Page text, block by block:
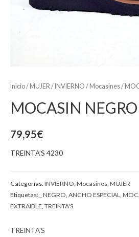
Inicio/ MUJER / INVIERNO / Mocasines/
MOCASIN NEGRO
79,95€
TREINTA’S 4230
Categorías:INVIERNO Mocasines MUJER
Etiquetas: _ NEGRO ANCHO ESPECIAL
EXTRAIBLE TREINTA'S
TREINTA'S